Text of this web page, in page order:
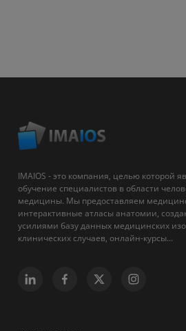
IMAIOS - это компания, целью которой
обучение специалистов в области
медицины. Мы предоставляем
интерактивные атласы анатомии,
усилиями базу данных медицинских
клинических случаев, онлайн-курсы...